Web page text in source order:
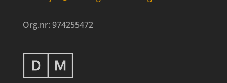
Org.nr: 974255472